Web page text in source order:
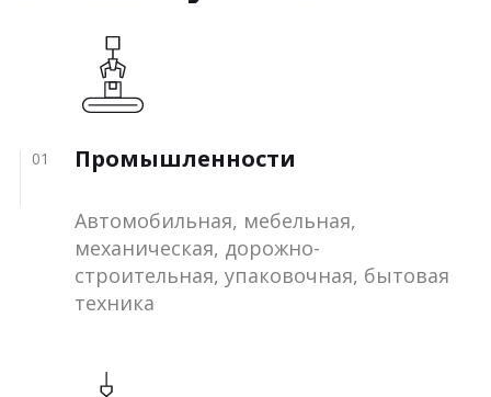
01 Промышленности
Автомобильная, мебельная,
механическая, дорожно-
строительная, упаковочная, бытовая
техника